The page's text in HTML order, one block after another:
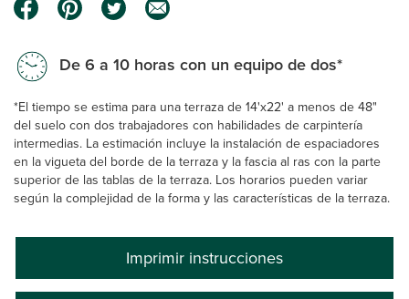
De 6 a 10 horas con un equipo de dos*
*El tiempo se estima para una terraza de 14'x22' a menos de 48"
del suelo con dos trabajadores con habilidades de carpintería
intermedias. La estimación incluye la instalación de espaciadores
en la vigueta del borde de la terraza y la fascia al ras con la parte
superior de las tablas de la terraza. Los horarios pueden variar
según la complejidad de la forma y las características de la terraza.
Imprimir instrucciones